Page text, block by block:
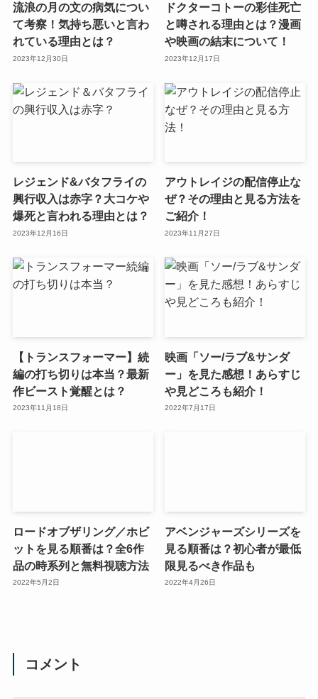
流浪の月の文の病気につい
て考察！気持ち悪いと言わ
れている理由とは？
2023年12月30日
ドクターコトーの彩佳死亡
と噂される理由とは？漫画
や映画の結末について！
2023年12月17日
レジェンド&バタフライの
興行収入は赤字？大コケや
爆死と言われる理由とは？
2023年12月16日
アウトレイジの配信停止な
ぜ？その理由と見る方法を
ご紹介！
2023年11月27日
【トランスフォーマー】続
編の打ち切りは本当？最新
作ビースト覚醒とは？
2023年11月18日
映画「ソー/ラブ&サンダ
ー」を見た感想！あらすじ
や見どころも紹介！
2022年7月17日
ロードオブザリング／ホビ
ットを見る順番は？全6作
品の時系列と無料視聴方法
2022年5月2日
アベンジャーズシリーズを
見る順番は？初心者が最低
限見るべき作品も
2022年4月26日
コメント